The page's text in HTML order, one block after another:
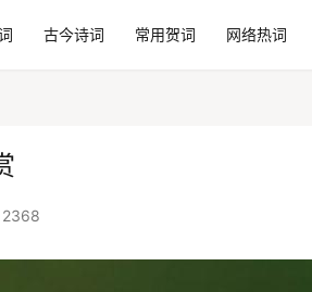
古今诗词 常用贺词 网络热词
2368